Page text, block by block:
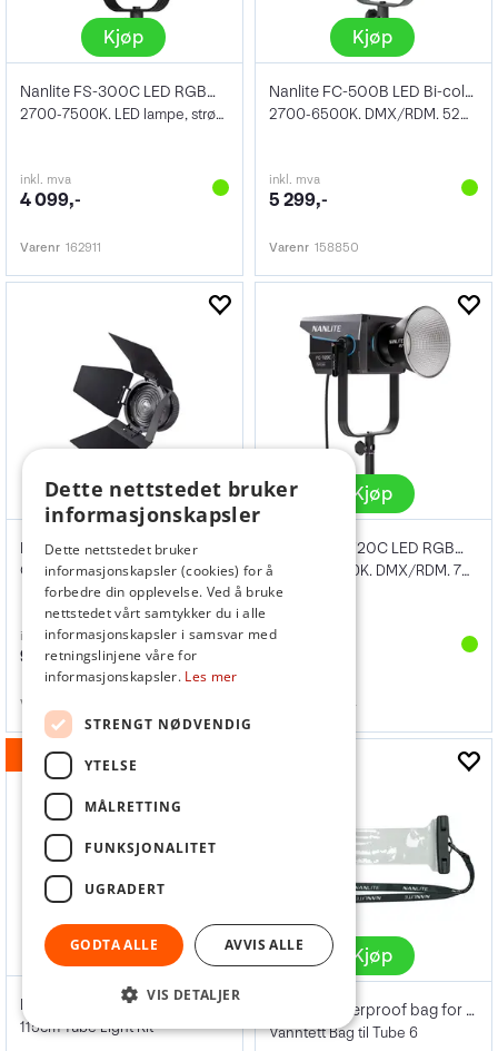
Kjøp
Nanlite FS-300C LED RGBW Spot Light
2700-7500K. LED lampe, strømdrevet, 350W
inkl. mva
4 099,-
Varenr 162911
Kjøp
Nanlite FC-500B LED Bi-color Spot Light
2700-6500K. DMX/RDM. 520W
inkl. mva
5 299,-
Varenr 158850
Kjøp
Optisk forsats til FM Mount
inkl. mva
949,-
Varenr
Kjøp
Nanlite FC-720C LED RGBW Spot Light
2400-12 000K. DMX/RDM. 750W
inkl. mva
174074
19%
Flere valg
Nanlite PavoTube II 30C LED RGBWW
115cm Tube Light Kit
Kjøp
Nanlite Waterproof bag for PavoTube 6 II
Vanntett Bag til Tube 6
Dette nettstedet bruker
informasjonskapsler
Dette nettstedet bruker
informasjonskapsler (cookies) for å
forbedre din opplevelse. Ved å bruke
nettstedet vårt samtykker du i alle
informasjonskapsler i samsvar med
retningslinjene våre for
informasjonskapsler. Les mer
STRENGT NØDVENDIG
YTELSE
MÅLRETTING
FUNKSJONALITET
UGRADERT
GODTA ALLE AVVIS ALLE
VIS DETALJER